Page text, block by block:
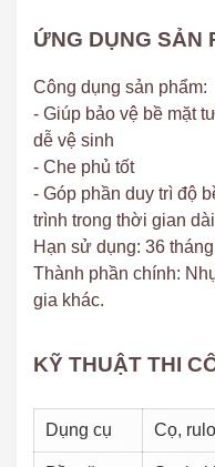
ỨNG DỤNG SẢN
Công dụng sản phẩm:
- Giúp bảo vệ bề mặt
dễ vệ sinh
- Che phủ tốt
- Góp phần duy trì độ
trình trong thời gian dài
Hạn sử dụng: 36
Thành phần chính:
gia khác.
KỸ THUẬT THI
Dụng cụ Cọ,